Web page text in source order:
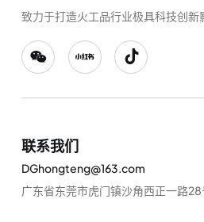
致力于打造火工品行业极具科技创新
联系我们
DGhongteng@163.com
广东省东莞市虎门镇沙角西正一路28